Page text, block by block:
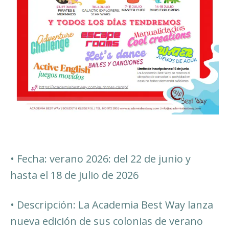
• Fecha: verano 2026: del 22 de junio y
hasta el 18 de julio de 2026
• Descripción: La Academia Best Way lanza
nueva edición de sus colonias de verano